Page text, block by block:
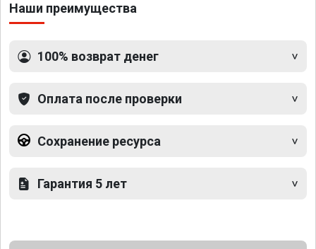
Наши преимущества
100% возврат денег
Оплата после проверки
Сохранение ресурса
Гарантия 5 лет